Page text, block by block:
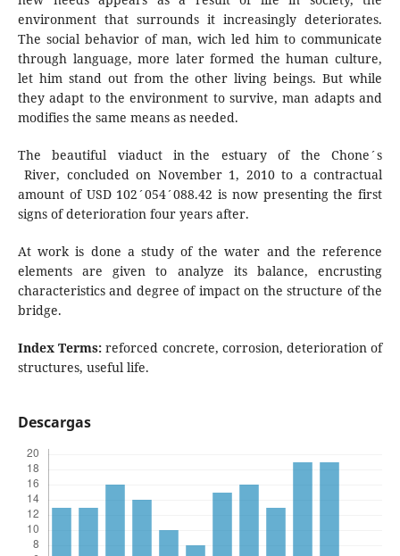
environment that surrounds it increasingly deteriorates.
The social behavior of man, wich led him to communicate
through language, more later formed the human culture,
let him stand out from the other living beings. But while
they adapt to the environment to survive, man adapts and
modifies the same means as needed.
The beautiful viaduct in the estuary of the Chone´s
River, concluded on November 1, 2010 to a contractual
amount of USD 102´054´088.42 is now presenting the first
signs of deterioration four years after.
At work is done a study of the water and the reference
elements are given to analyze its balance, encrusting
characteristics and degree of impact on the structure of the
bridge.
Index Terms: reforced concrete, corrosion, deterioration of
structures, useful life.
Descargas